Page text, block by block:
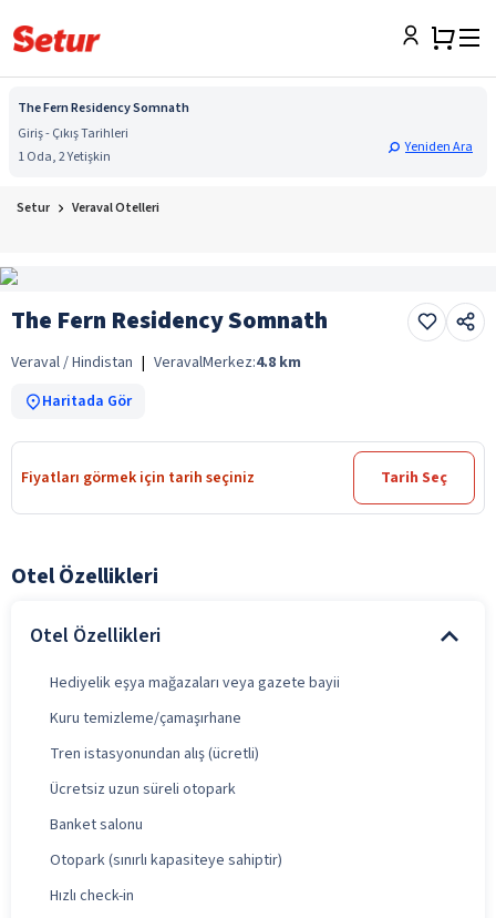
The Fern Residency Somnath
Giriş - Çıkış Tarihleri
1 Oda, 2 Yetişkin
Yeniden Ara
Setur Veraval Otelleri
The Fern Residency Somnath
Veraval / Hindistan | VeravalMerkez:4.8 km
Haritada Gör
Fiyatları görmek için tarih seçiniz Tarih Seç
Otel Özellikleri
Otel Özellikleri
Hediyelik eşya mağazaları veya gazete bayii
Kuru temizleme/çamaşırhane
Tren istasyonundan alış (ücretli)
Ücretsiz uzun süreli otopark
Banket salonu
Otopark (sınırlı kapasiteye sahiptir)
Hızlı check-in